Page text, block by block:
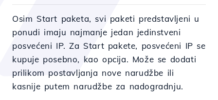
Osim Start paketa, svi paketi predstavljeni u
ponudi imaju najmanje jedan jedinstveni
posvećeni IP. Za Start pakete, posvećeni IP se
kupuje posebno, kao opcija. Može se dodati
prilikom postavljanja nove narudžbe ili
kasnije putem narudžbe za nadogradnju.